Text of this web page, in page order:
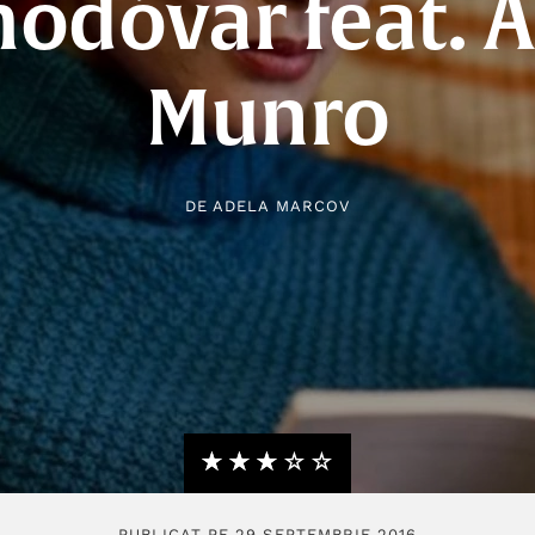
feat.
Munro
DEADELA MARCOV
★★★★★
☆☆☆☆☆